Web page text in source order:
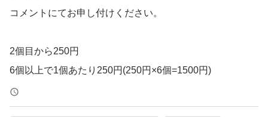
コメントにてお申し付けください。
2個目から250円
6個以上で1個あたり250円(250円×6個=1500円)
モールドの大きさ:1～31→約2×4cm